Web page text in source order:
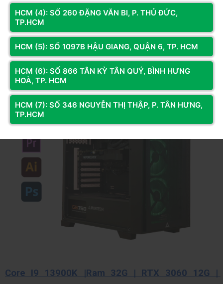
Dung lượng lớn: 1TB là một dung lượng khá lớn, đủ
để bạn lưu trữ nhiều game, ứng dụng và dữ liệu cá
nhân.
Core I9 13900K |Ram 32G | RTX 3060 12G |
HCM (4): SỐ 260 ĐẶNG VĂN BI, P. THỦ ĐỨC,
TP.HCM
HCM (5): SỐ 1097B HẬU GIANG, QUẬN 6, TP. HCM
HCM (6): SỐ 866 TÂN KỲ TÂN QUÝ, BÌNH HƯNG
HOÀ, TP. HCM
HCM (7): SỐ 346 NGUYỄN THỊ THẬP, P. TÂN HƯNG,
TP.HCM